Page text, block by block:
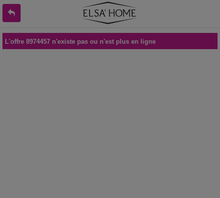
L'offre 8974457 n'existe pas ou n'est plus en ligne